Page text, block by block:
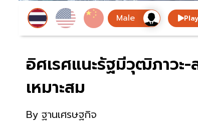
Play
อิศเรศแนะรัฐมีวุฒิภาวะ-
เหมาะสม
By ฐานเศรษฐกิจ